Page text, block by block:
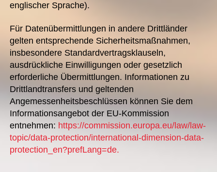
englischer Sprache).
Für Datenübermittlungen in andere Drittländer
gelten entsprechende Sicherheitsmaßnahmen,
insbesondere Standardvertragsklauseln,
ausdrückliche Einwilligungen oder gesetzlich
erforderliche Übermittlungen. Informationen zu
Drittlandtransfers und geltenden
Angemessenheitsbeschlüssen können Sie dem
Informationsangebot der EU-Kommission
entnehmen: https://commission.europa.eu/law/law-
topic/data-protection/international-dimension-data-
protection_en?prefLang=de.